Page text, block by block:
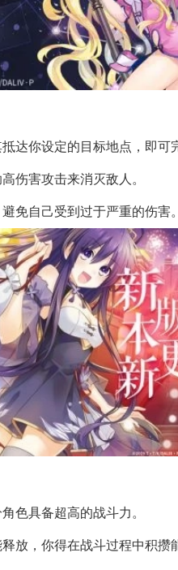
达你设定的目标地点，即可
伤害攻击来消灭敌人。
免自己受到过于严重的伤害。
色具备超高的战斗力。
放，你得在战斗过程中积攒